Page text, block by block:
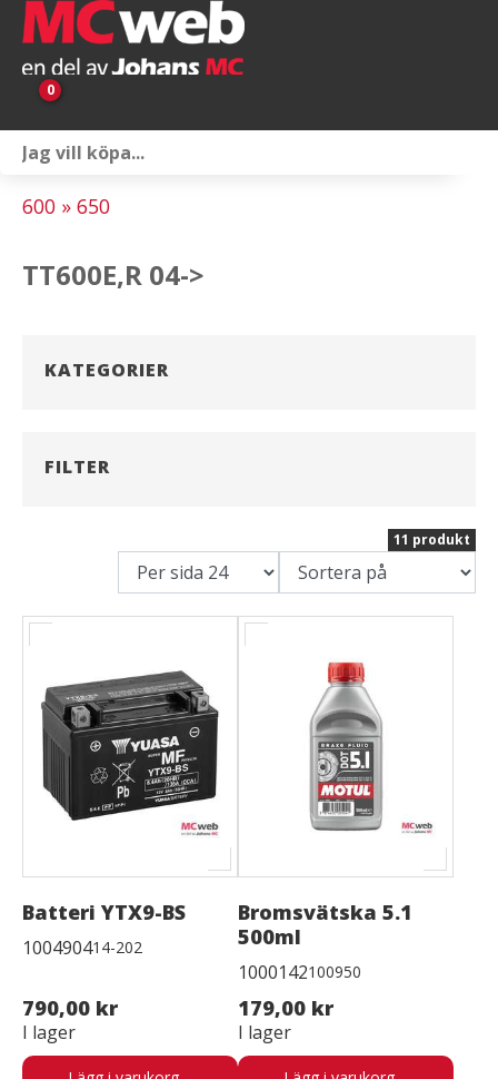
0
600 » 650
TT600E,R 04->
KATEGORIER
FILTER
11 produkt
Batteri YTX9-BS
100490414-202
790,00 kr
I lager
Bromsvätska 5.1
500ml
1000142100950
179,00 kr
I lager